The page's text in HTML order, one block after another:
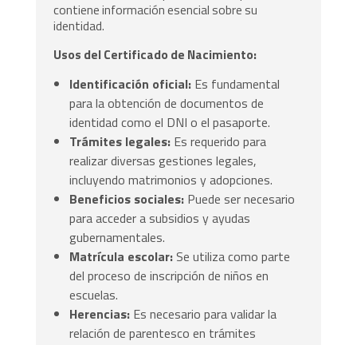
contiene información esencial sobre su
identidad.
Usos del Certificado de Nacimiento:
Identificación oficial: Es fundamental
para la obtención de documentos de
identidad como el DNI o el pasaporte.
Trámites legales: Es requerido para
realizar diversas gestiones legales,
incluyendo matrimonios y adopciones.
Beneficios sociales: Puede ser necesario
para acceder a subsidios y ayudas
gubernamentales.
Matrícula escolar: Se utiliza como parte
del proceso de inscripción de niños en
escuelas.
Herencias: Es necesario para validar la
relación de parentesco en trámites